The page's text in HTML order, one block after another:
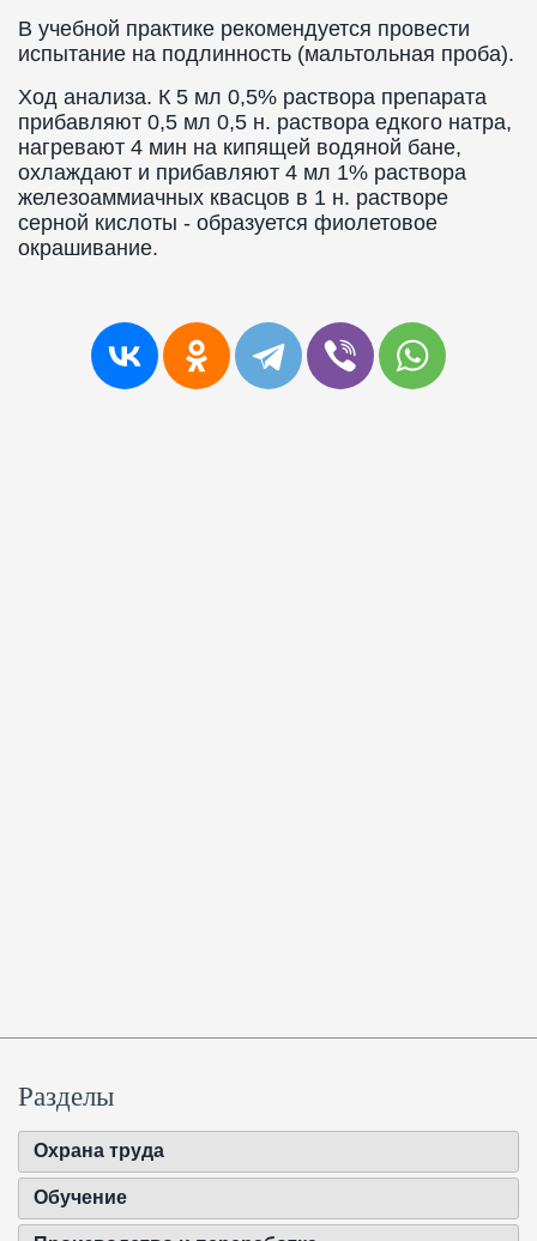
В учебной практике рекомендуется провести
испытание на подлинность (мальтольная проба).
Ход анализа. К 5 мл 0,5% раствора препарата
прибавляют 0,5 мл 0,5 н. раствора едкого натра,
нагревают 4 мин на кипящей водяной бане,
охлаждают и прибавляют 4 мл 1% раствора
железоаммиачных квасцов в 1 н. растворе
серной кислоты - образуется фиолетовое
окрашивание.
Разделы
Охрана труда
Обучение